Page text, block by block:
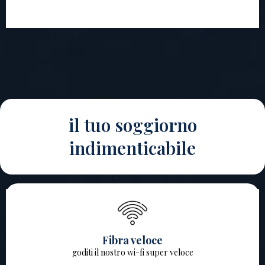
il tuo soggiorno
indimenticabile
Fibra veloce
goditi il nostro wi-fi super veloce